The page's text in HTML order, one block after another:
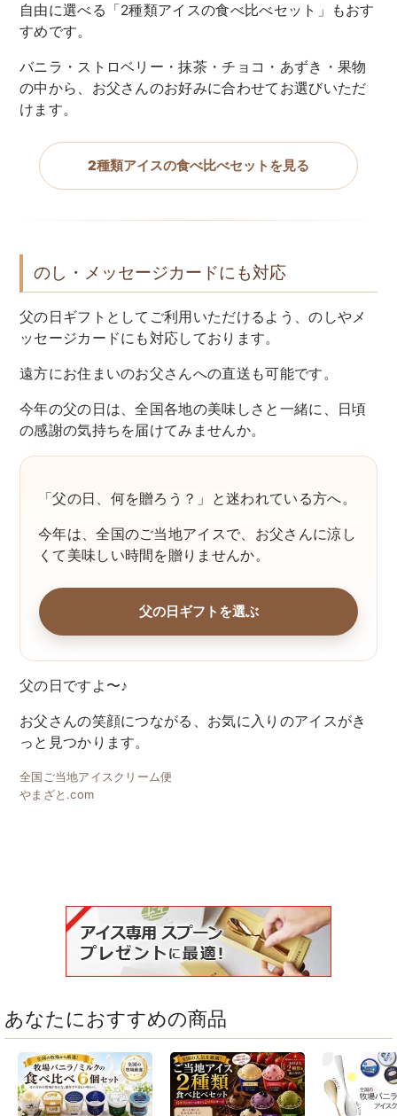
自由に選べる「2種類アイスの食べ比べセット」もおす
すめです。
バニラ・ストロベリー・抹茶・チョコ・あずき・果物
の中から、お父さんのお好みに合わせてお選びいただ
けます。
2種類アイスの食べ比べセットを見る
のし・メッセージカードにも対応
父の日ギフトとしてご利用いただけるよう、のしやメ
ッセージカードにも対応しております。
遠方にお住まいのお父さんへの直送も可能です。
今年の父の日は、全国各地の美味しさと一緒に、日頃
の感謝の気持ちを届けてみませんか。
「父の日、何を贈ろう？」と迷われている方へ。
今年は、全国のご当地アイスで、お父さんに涼し
くて美味しい時間を贈りませんか。
父の日ギフトを選ぶ
父の日ですよ〜♪
お父さんの笑顔につながる、お気に入りのアイスがき
っと見つかります。
全国ご当地アイスクリーム便
やまざと.com
あなたにおすすめの商品